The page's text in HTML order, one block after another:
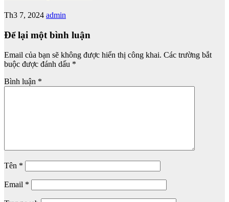
Th3 7, 2024 admin
Để lại một bình luận
Email của bạn sẽ không được hiển thị công khai. Các trường bắt
buộc được đánh dấu *
Bình luận *
Tên *
Email *